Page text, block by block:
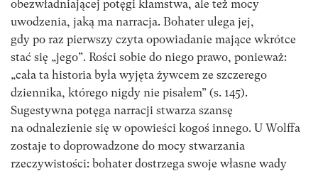
obezwładniającej potęgi kłamstwa, ale też mocy
uwodzenia, jaką ma narracja. Bohater ulega jej,
gdy po raz pierwszy czyta opowiadanie mające wkrótce
stać się „jego”. Rości sobie do niego prawo, ponieważ:
„cała ta historia była wyjęta żywcem ze szczerego
dziennika, którego nigdy nie pisałem” (s. 145).
Sugestywna potęga narracji stwarza szansę
na odnalezienie się w opowieści kogoś innego. U Wolffa
zostaje to doprowadzone do mocy stwarzania
rzeczywistości: bohater dostrzega swoje własne wady